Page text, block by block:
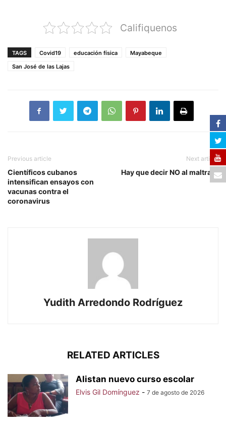
Califiquenos
TAGS Covid19 educación física
Mayabeque
San José de las Lajas
Previous article
Científicos cubanos
intensifican ensayos con
vacunas contra el
coronavirus
Next article
Hay que decir NO al maltrato
Yudith Arredondo Rodríguez
RELATED ARTICLES
Alistan nuevo curso escolar
Elvis Gil Domínguez - 7 de agosto de 2026